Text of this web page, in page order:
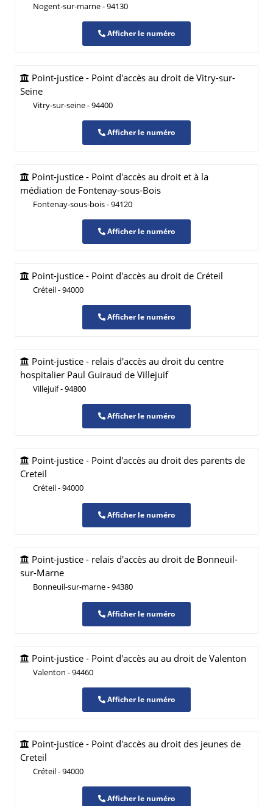
Nogent-sur-marne - 94130
Afficher le numéro
Point-justice - Point d'accès au droit de Vitry-sur-
Seine
Vitry-sur-seine - 94400
Afficher le numéro
Point-justice - Point d'accès au droit et à la
médiation de Fontenay-sous-Bois
Fontenay-sous-bois - 94120
Afficher le numéro
Point-justice - Point d'accès au droit de Créteil
Créteil - 94000
Afficher le numéro
Point-justice - relais d'accès au droit du centre
hospitalier Paul Guiraud de Villejuif
Villejuif - 94800
Afficher le numéro
Point-justice - Point d'accès au droit des parents de
Creteil
Créteil - 94000
Afficher le numéro
Point-justice - relais d'accès au droit de Bonneuil-
sur-Marne
Bonneuil-sur-marne - 94380
Afficher le numéro
Point-justice - Point d'accès au au droit de Valenton
Valenton - 94460
Afficher le numéro
Point-justice - Point d'accès au droit des jeunes de
Creteil
Créteil - 94000
Afficher le numéro